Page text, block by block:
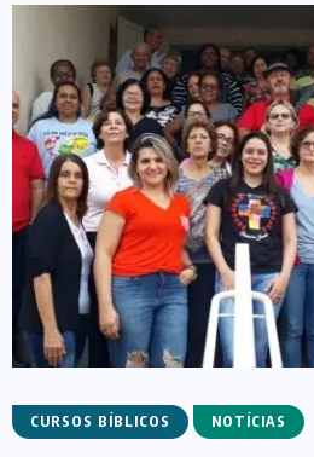
CURSOS BÍBLICOS NOTÍCIAS